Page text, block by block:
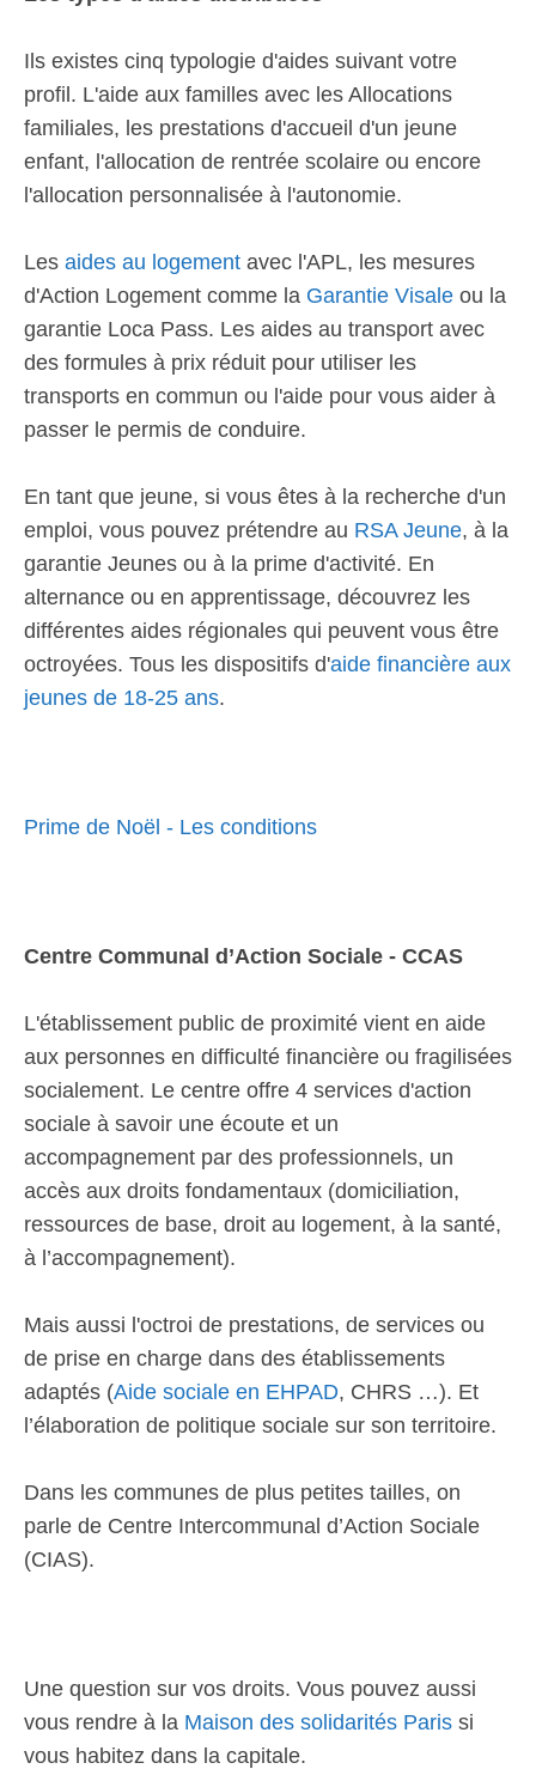
Ils existes cinq typologie d'aides suivant votre
profil. L'aide aux familles avec les Allocations
familiales, les prestations d'accueil d'un jeune
enfant, l'allocation de rentrée scolaire ou encore
l'allocation personnalisée à l'autonomie.
Les aides au logement avec l'APL, les mesures
d'Action Logement comme la Garantie Visale ou la
garantie Loca Pass. Les aides au transport avec
des formules à prix réduit pour utiliser les
transports en commun ou l'aide pour vous aider à
passer le permis de conduire.
En tant que jeune, si vous êtes à la recherche d'un
emploi, vous pouvez prétendre au RSA Jeune, à la
garantie Jeunes ou à la prime d'activité. En
alternance ou en apprentissage, découvrez les
différentes aides régionales qui peuvent vous être
octroyées. Tous les dispositifs d'aide financière aux
jeunes de 18-25 ans.
Prime de Noël - Les conditions
Centre Communal d’Action Sociale - CCAS
L'établissement public de proximité vient en aide
aux personnes en difficulté financière ou fragilisées
socialement. Le centre offre 4 services d'action
sociale à savoir une écoute et un
accompagnement par des professionnels, un
accès aux droits fondamentaux (domiciliation,
ressources de base, droit au logement, à la santé,
à l’accompagnement).
Mais aussi l'octroi de prestations, de services ou
de prise en charge dans des établissements
adaptés (Aide sociale en EHPAD, CHRS …). Et
l’élaboration de politique sociale sur son territoire.
Dans les communes de plus petites tailles, on
parle de Centre Intercommunal d’Action Sociale
(CIAS).
Une question sur vos droits. Vous pouvez aussi
vous rendre à la Maison des solidarités Paris si
vous habitez dans la capitale.